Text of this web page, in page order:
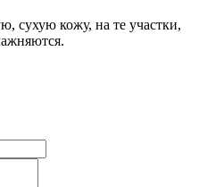
сухую кожу, на те участки,